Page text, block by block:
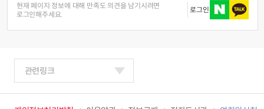
현재 페이지 정보에 대해 만족도 의견을 남기시려면
로그인해주세요.
로그인
관련링크